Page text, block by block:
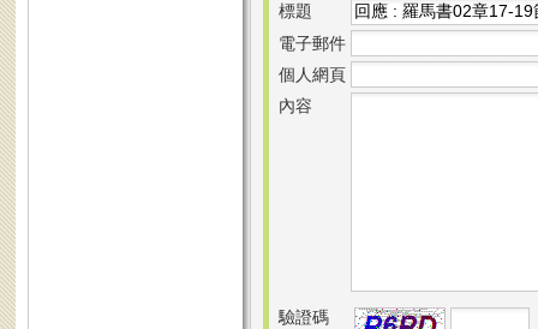
標題
電子郵件
個人網頁
內容
驗證碼